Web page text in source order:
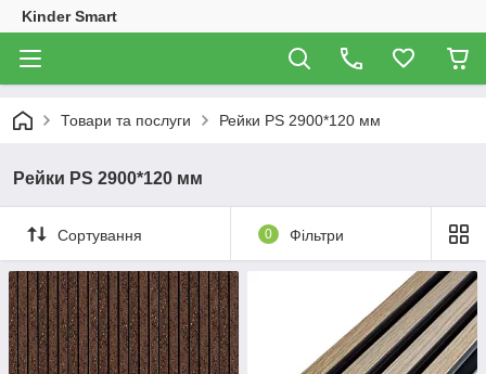
Kinder Smart
Товари та послуги Рейки PS 2900*120 мм
Рейки PS 2900*120 мм
Сортування 0 Фільтри